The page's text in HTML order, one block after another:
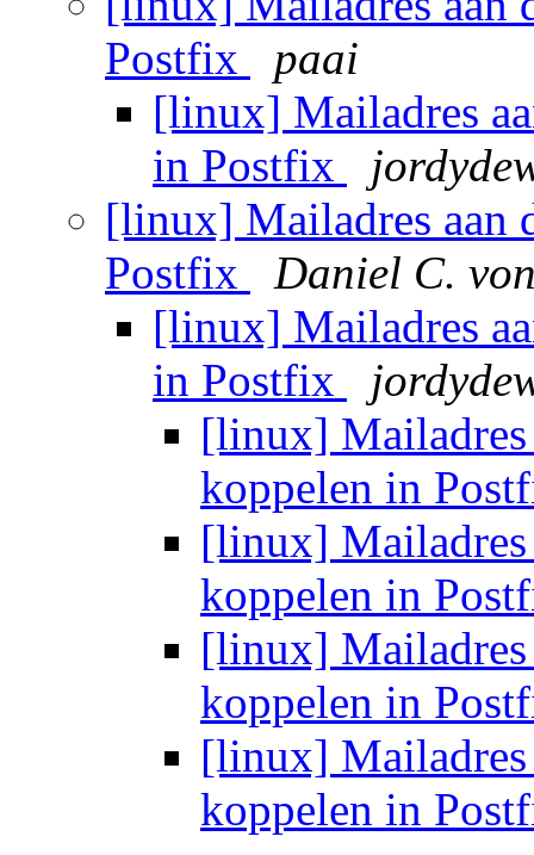
Postfix
paai
[linux] Mailadres
in Postfix
[linux] Mailadres aan
Postfix
Daniel C.
[linux] Mailadres
in Postfix
[linux] Mailadres
koppelen in
[linux] Mailadres
koppelen in
[linux] Mailadres
koppelen in
[linux] Mailadres
koppelen in